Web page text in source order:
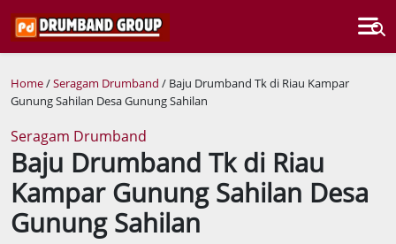
Home/Seragam Drumband / Baju Drumband Tk di Riau Kampar
Gunung Sahilan Desa Gunung Sahilan
Seragam Drumband
Baju Drumband Tk di Riau
Kampar Gunung Sahilan Desa
Gunung Sahilan